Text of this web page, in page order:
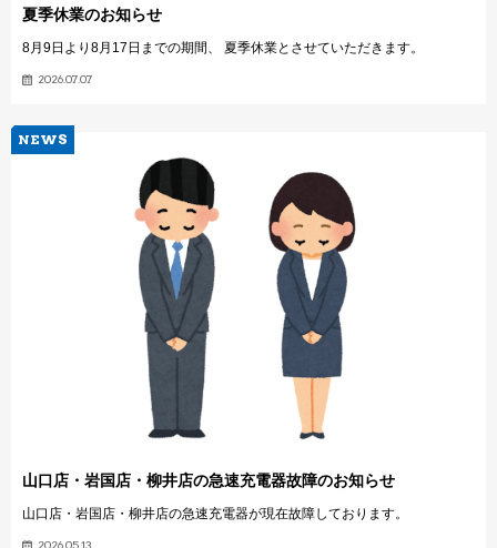
夏季休業のお知らせ
8月9日より8月17日までの期間、 夏季休業とさせていただきます。
2026.07.07
NEWS
山口店・岩国店・柳井店の急速充電器故障のお知らせ
山口店・岩国店・柳井店の急速充電器が現在故障しております。
2026.05.13